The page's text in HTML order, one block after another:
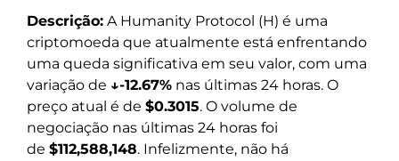
Descrição: A Humanity Protocol (H) é uma
criptomoeda que atualmente está enfrentando
uma queda significativa em seu valor, com uma
variação de ↓-12.67% nas últimas 24 horas. O
preço atual é de $0.3015. O volume de
negociação nas últimas 24 horas foi
de $112,588,148. Infelizmente, não há